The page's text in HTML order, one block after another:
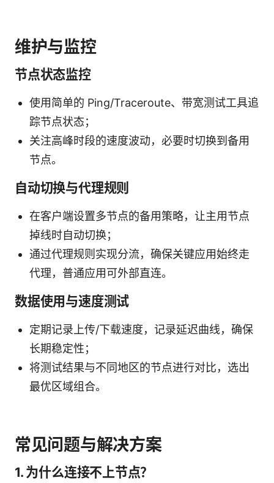
维护与监控
节点状态监控
使用简单的 Ping/Traceroute、带宽测试工具追
踪节点状态；
关注高峰时段的速度波动，必要时切换到备用
节点。
自动切换与代理规则
在客户端设置多节点的备用策略，让主用节点
掉线时自动切换；
通过代理规则实现分流，确保关键应用始终走
代理，普通应用可外部直连。
数据使用与速度测试
定期记录上传/下载速度，记录延迟曲线，确保
长期稳定性；
将测试结果与不同地区的节点进行对比，选出
最优区域组合。
常见问题与解决方案
1. 为什么连接不上节点？